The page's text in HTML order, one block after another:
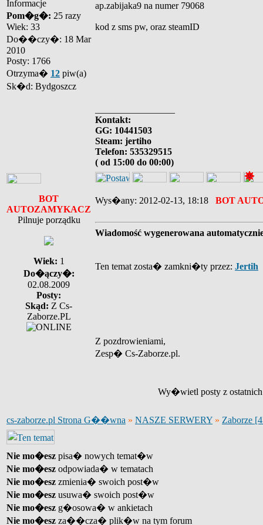
Informacje
Pom�g�: 25 razy
Wiek: 33
Do��czy�: 18 Mar
2010
Posty: 1766
Otrzyma� 12 piw(a)
Sk�d: Bydgoszcz
ap.zabijaka9 na numer 79068
kod z sms pw, oraz steamID
Kontakt:
GG: 10441503
Steam: jertiho
Telefon: 535329515
( od 15:00 do 00:00)
BOT
AUTOZAMYKACZ
Pilnuje porządku
Wiek: 1
Do�ączy�:
02.08.2009
Posty:
Skąd: Z Cs-
Zaborze.PL
Wys�any: 2012-02-13, 18:18 BOT
Wiadomość wygenerowana
Ten temat zosta� zamkni�ty przez: Jertih
Z pozdrowieniami,
Zesp� Cs-Zaborze.pl.
Wy�wietl posty z
cs-zaborze.pl Strona G��wna » NASZE SERWERY » Zaborze
Nie mo�esz pisa� nowych temat�w
Nie mo�esz odpowiada� w tematach
Nie mo�esz zmienia� swoich post�w
Nie mo�esz usuwa� swoich post�w
Nie mo�esz g�osowa� w ankietach
Nie mo�esz za��cza� plik�w na tym forum